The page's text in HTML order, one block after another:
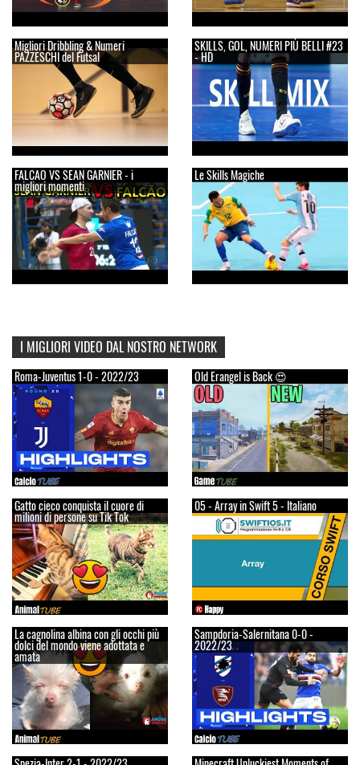
Migliori Dribbling & Numeri
PAZZESCHI del Futsal
SKILLS, GOL, NUMERI PIÙ BELLI #23
- HD
FALCAO VS SEAN GARNIER - i
migliori momenti
Le Skills Magiche
I MIGLIORI VIDEO DAL NOSTRO NETWORK
Roma-Juventus 1-0 - 2022/23 Old Erangel is Back 😍
Gatto cieco conquista il cuore di
milioni di persone su Tik Tok
05 - Array in Swift 5 - Italiano
La cagnolina albina con gli occhi più
dolci del mondo viene adottata e
amata
Sampdoria-Salernitana 0-0 -
2022/23